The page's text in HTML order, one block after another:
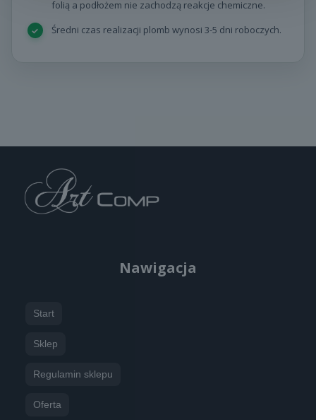
folią a podłożem nie zachodzą reakcje chemiczne.
Średni czas realizacji plomb wynosi 3-5 dni roboczych.
Nawigacja
Start
Sklep
Regulamin sklepu
Oferta